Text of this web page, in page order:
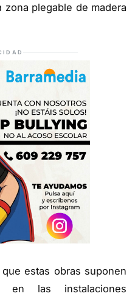
plegable de madera
estas obras suponen
en las instalaciones